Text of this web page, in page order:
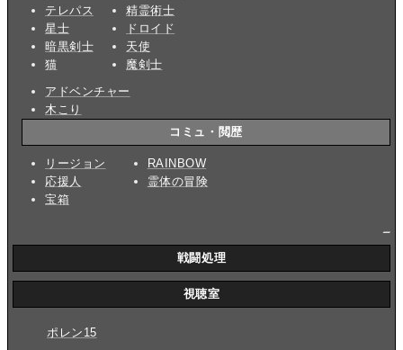
テレパス
星士
暗黒剣士
猫
精霊術士
ドロイド
天使
魔剣士
アドベンチャー
木こり
コミュ・閲歴
リージョン
応援人
宝箱
RAINBOW
霊体の冒険
戦闘処理
視聴室
ポレン15